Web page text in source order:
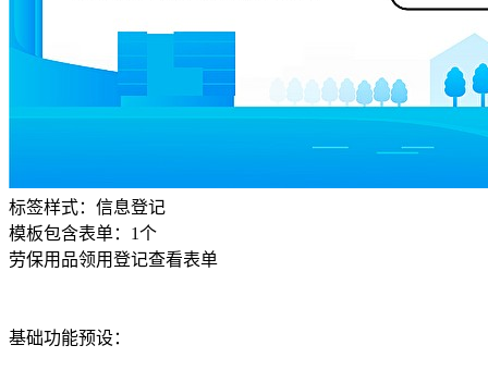
标签样式： 信息登记
模板包含表单： 1个
劳保用品领用登记查看表单
基础功能预设：